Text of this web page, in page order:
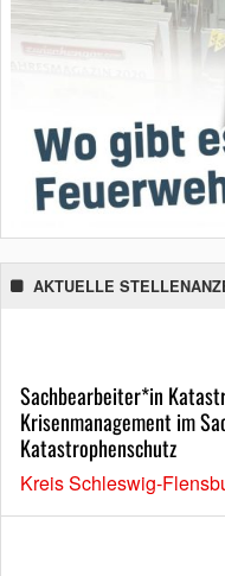
AKTUELLE
Sachbearbeiter*in
Krisenmanagement im
Katastrophenschutz
Kreis Schleswig-